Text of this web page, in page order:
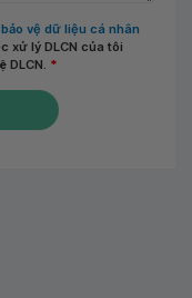
vệ dữ liệu cá nhân
xử lý DLCN của tôi
*